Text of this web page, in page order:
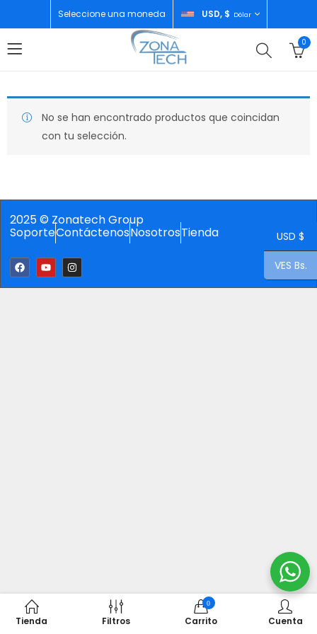
Seleccione una moneda USD, $ Dólar
0
No se han encontrado productos que coincidan
con tu selección.
2025 © Zonatech Group
SoporteContáctenosNosotrosTienda
Tienda Filtros
0
Carrito Cuenta
USD $
VES Bs.